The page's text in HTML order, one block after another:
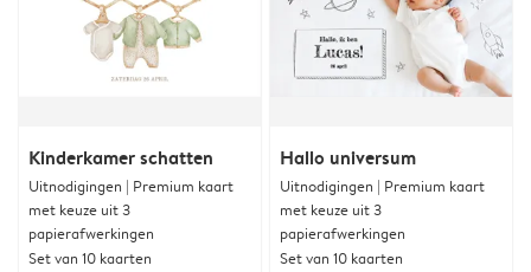
Kinderkamer schatten
Uitnodigingen | Premium kaart
met keuze uit 3
papierafwerkingen
Set van 10 kaarten
Hallo universum
Uitnodigingen | Premium kaart
met keuze uit 3
papierafwerkingen
Set van 10 kaarten